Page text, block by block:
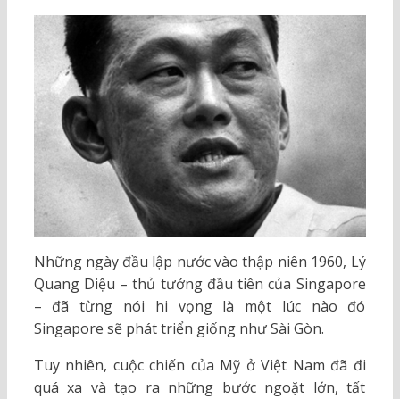
Những ngày đầu lập nước vào thập niên 1960, Lý
Quang Diệu – thủ tướng đầu tiên của Singapore
– đã từng nói hi vọng là một lúc nào đó
Singapore sẽ phát triển giống như Sài Gòn.
Tuy nhiên, cuộc chiến của Mỹ ở Việt Nam đã đi
quá xa và tạo ra những bước ngoặt lớn, tất